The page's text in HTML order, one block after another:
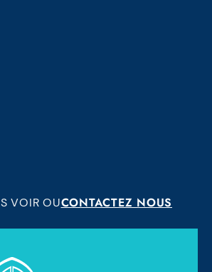
VOIR OUCONTACTEZ NOUS